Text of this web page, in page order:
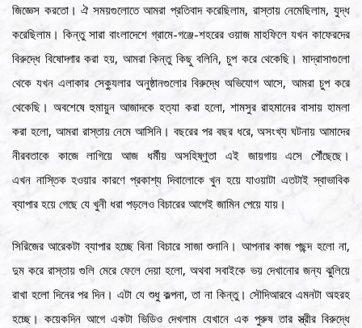
জিজ্ঞেস করতো। ঐ সময়গুলোতে আমরা প্রতিবাদ করেছিলাম, রাস্তায় নেমেছিলাম, যুদ্ধ
করেছিলাম। কিন্তু সারা বাংলাদেশে গ্রামে-গঞ্জে-শহরের ওয়াজ মাহফিলে যখন কাফেরদের
বিরুদ্ধে বিষোদ্গার করা হয়, আমরা কিন্তু কিছু বলিনি, চুপ করে থেকেছি। মাদ্রাসাগুলো
থেকে যখন এলাকার সেক্যুলার অনুষ্ঠানগুলোর বিরুদ্ধে অভিযোগ আসে, আমরা চুপ করে
থেকেছি। অবশেষেহুমায়ুন আজাদকে হত্যা করা হলো, শামসুর রাহমানের বাসায় হামলা
করা হলো, আমরা রাস্তায় নেমে আসিনি। বছরের পর বছর ধরে, অসংখ্য ঘটনায় আমাদের
নীরবতাকে কাজে লাগিয়ে আজ ধর্মীয় অসহিষ্ণুতা এই জায়গায় এসে পৌঁছেছে।
এখন নাস্তিক হওয়ার কারণে প্রকাশ্য দিবালোকে খুন হয়ে যাওয়াটা এতটাই স্বাভাবিক
ব্যাপার হয়ে গেছে যে খুনী ধরা পড়লেও বিচারের আগেই জামিন পেয়ে যায়।
সিরিজের আরেকটা ব্যাপার হচ্ছে বিনা বিচারে সাজা শুনানি। আপনার কাজ পছন্দ হলো না,
দুম করে রাস্তায় গুলি মেরে ফেলে দেয়া হলো, অথবা সবাইকে ভয় দেখানোর জন্য ঝুলিয়ে
রাখা হলো দিনের পর দিন। এটা যে শুধু কল্পনা, তা না কিন্তু। সৌদিআরবে এমনটা অহরহ
হচ্ছে। কয়েকদিন আগে একটা ভিডিও দেখলাম যেখানে এক পুরুষ তার স্ত্রীর বিরুদ্ধে